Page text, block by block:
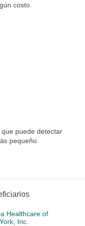
costo.
puede detectar
pequeño.
Healthcare of
Inc.